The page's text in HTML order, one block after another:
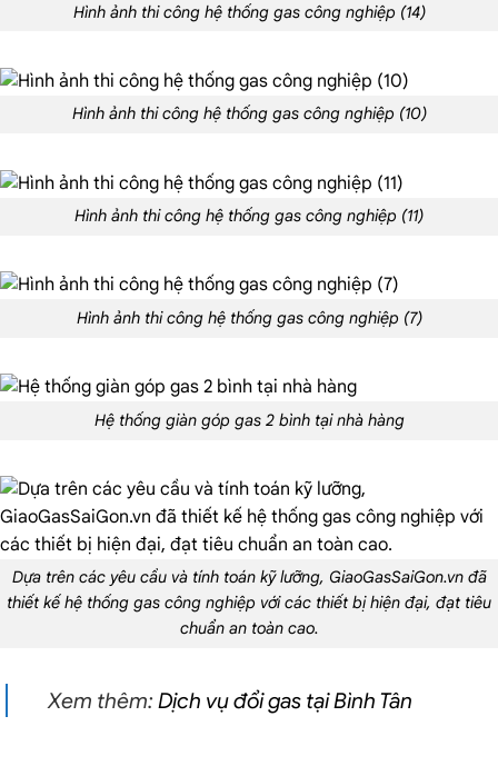
Hình ảnh thi công hệ thống gas công nghiệp (14)
Hình ảnh thi công hệ thống gas công nghiệp (10)
Hình ảnh thi công hệ thống gas công nghiệp (11)
Hình ảnh thi công hệ thống gas công nghiệp (7)
Hệ thống giàn góp gas 2 bình tại nhà hàng
Dựa trên các yêu cầu và tính toán kỹ lưỡng, GiaoGasSaiGon.vn đã
thiết kế hệ thống gas công nghiệp với các thiết bị hiện đại, đạt tiêu
chuẩn an toàn cao.
Xem thêm: Dịch vụ đổi gas tại Bình Tân